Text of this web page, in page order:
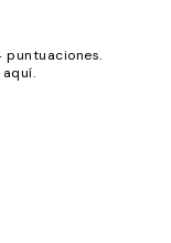
puntuaciones.